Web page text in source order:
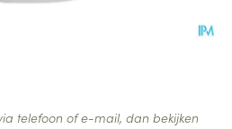
telefoon of e-mail, dan bekijken